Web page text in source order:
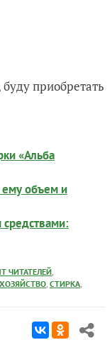
приобретать
«Альба
ему объем и
ЧИТАТЕЛЕЙ,
, СТИРКА,